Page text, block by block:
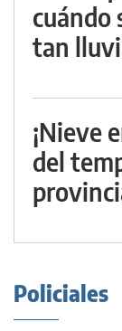
cuándo
tan
¡Nieve
del
Policiales